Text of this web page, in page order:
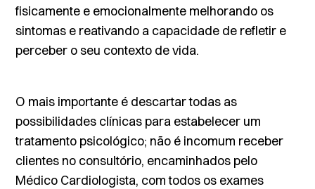
fisicamente e emocionalmente melhorando os
sintomas e reativando a capacidade de refletir e
perceber o seu contexto de vida.
O mais importante é descartar todas as
possibilidades clínicas para estabelecer um
tratamento psicológico; não é incomum receber
clientes no consultório, encaminhados pelo
Médico Cardiologista, com todos os exames